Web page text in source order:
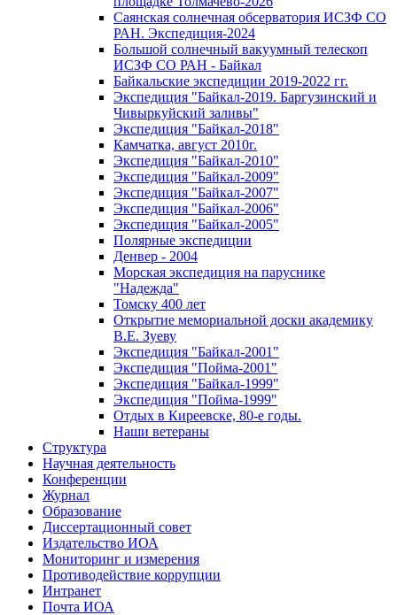
Саянская солнечная обсерватория ИСЗФ СО
РАН. Экспедиция-2024
Большой солнечный вакуумный телескоп
ИСЗФ СО РАН - Байкал
Байкальские экспедиции 2019-2022 гг.
Экспедиция "Байкал-2019. Баргузинский и
Чивыркуйский заливы"
Экспедиция "Байкал-2018"
Камчатка, август 2010г.
Экспедиция "Байкал-2010"
Экспедиция "Байкал-2009"
Экспедиция "Байкал-2007"
Экспедиция "Байкал-2006"
Экспедиция "Байкал-2005"
Полярные экспедиции
Денвер - 2004
Морская экспедиция на паруснике
"Надежда"
Томску 400 лет
Открытие мемориальной доски академику
В.Е. Зуеву
Экспедиция "Байкал-2001"
Экспедиция "Пойма-2001"
Экспедиция "Байкал-1999"
Экспедиция "Пойма-1999"
Отдых в Киреевске, 80-е годы.
Наши ветераны
Структура
Научная деятельность
Конференции
Журнал
Образование
Диссертационный совет
Издательство ИОА
Мониторинг и измерения
Противодействие коррупции
Интранет
Почта ИОА